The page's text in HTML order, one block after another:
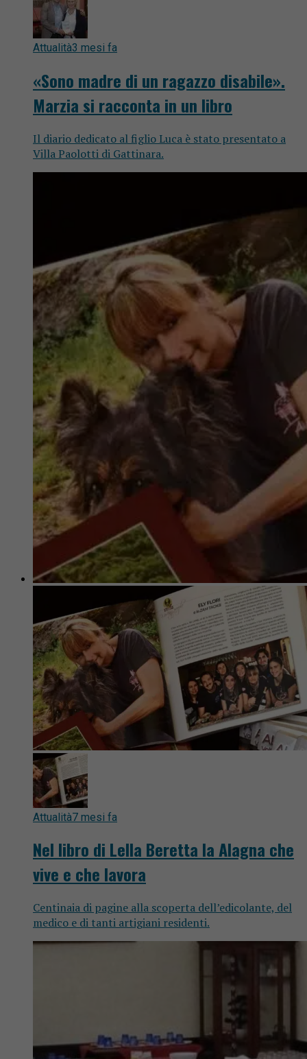
Attualità3 mesi fa
«Sono madre di un ragazzo disabile».
Marzia si racconta in un libro
Il diario dedicato al figlio Luca è stato presentato a
Villa Paolotti di Gattinara.
Attualità7 mesi fa
Nel libro di Lella Beretta la Alagna che
vive e che lavora
Centinaia di pagine alla scoperta dell’edicolante, del
medico e di tanti artigiani residenti.